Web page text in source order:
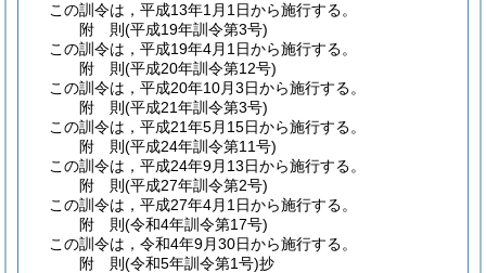
この訓令は，平成13年1月1日から施行する。
附 則(平成19年訓令第3号)
この訓令は，平成19年4月1日から施行する。
附 則(平成20年訓令第12号)
この訓令は，平成20年10月3日から施行する。
附 則(平成21年訓令第3号)
この訓令は，平成21年5月15日から施行する。
附 則(平成24年訓令第11号)
この訓令は，平成24年9月13日から施行する。
附 則(平成27年訓令第2号)
この訓令は，平成27年4月1日から施行する。
附 則(令和4年訓令第17号)
この訓令は，令和4年9月30日から施行する。
附 則(令和5年訓令第1号)抄